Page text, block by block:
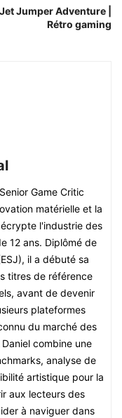
Jet Jumper Adventure |
Rétro gaming
Game Critic
matérielle et la
l'industrie des
12 ans. Diplômé de
il a débuté sa
titres de référence
avant de devenir
plateformes
du marché des
combine une
analyse de
artistique pour la
aux lecteurs des
à naviguer dans